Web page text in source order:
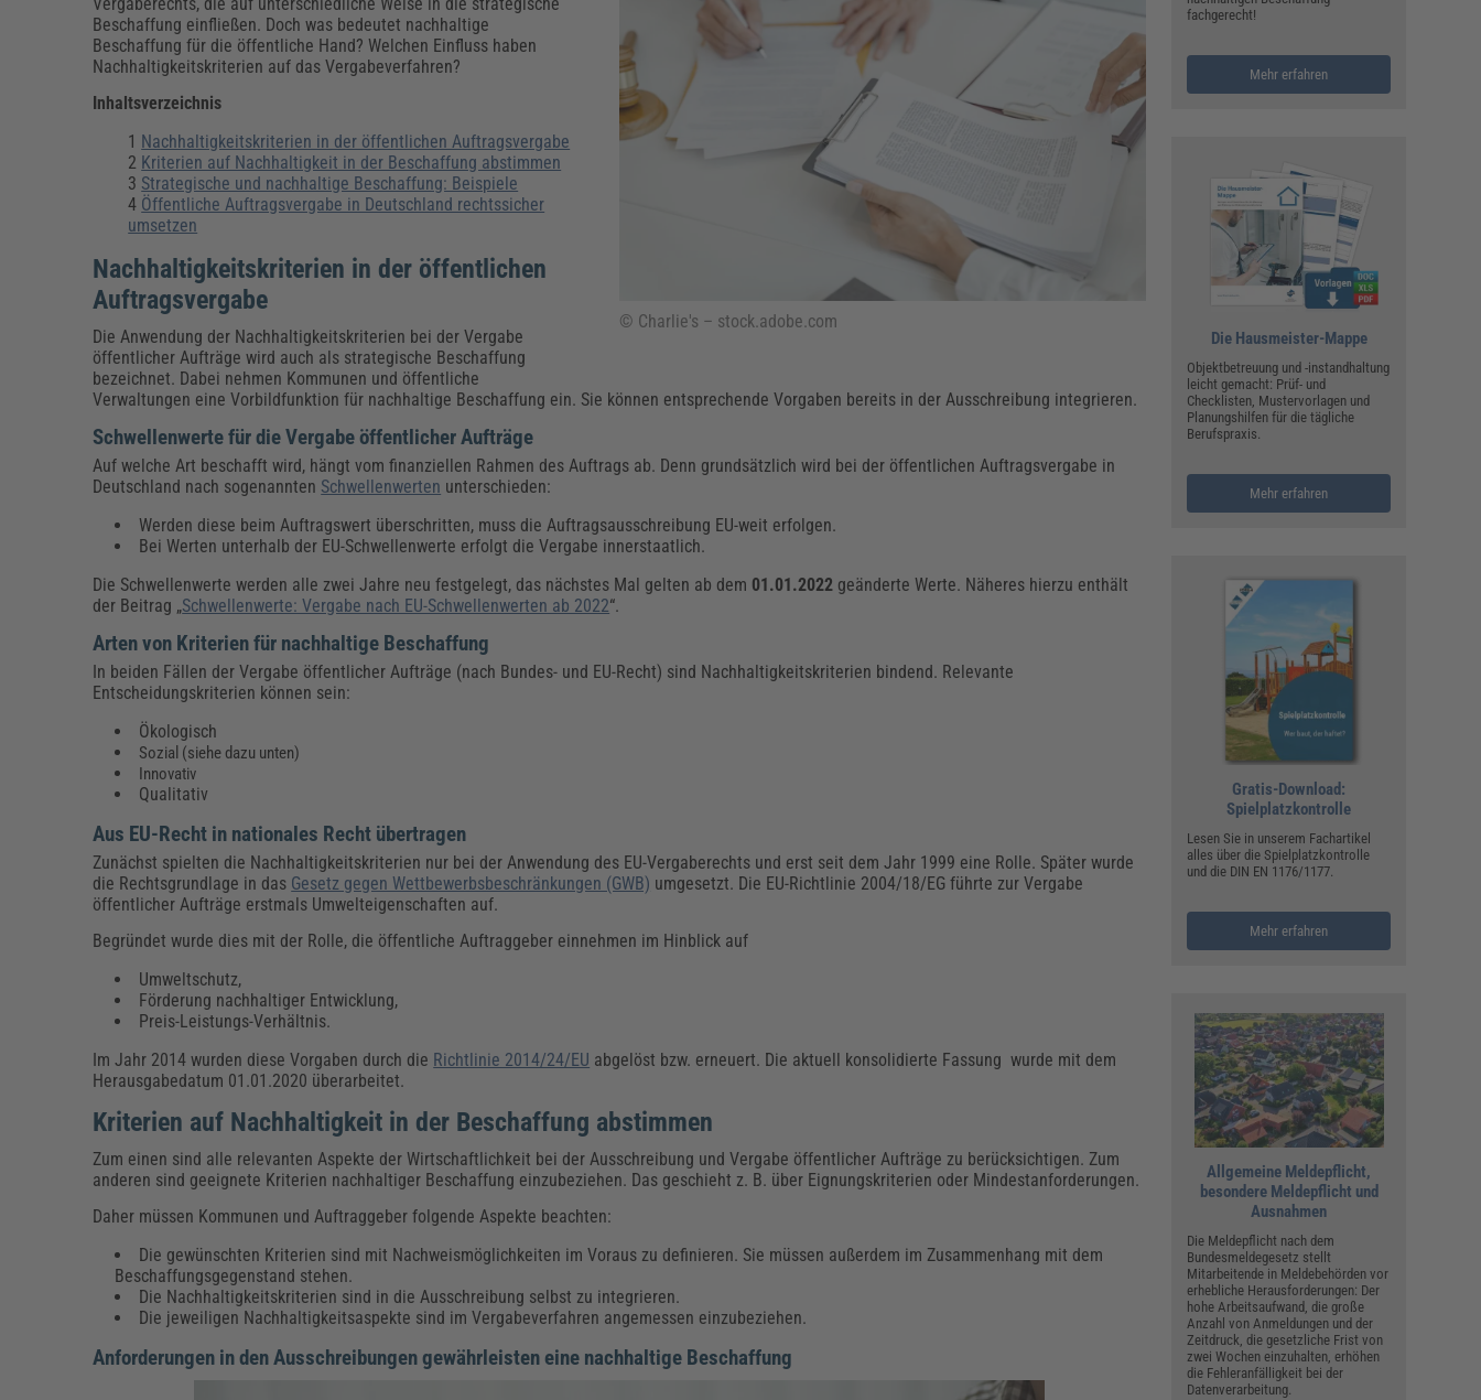
Energie & Umwelt
Führung & Management
Gesundheit & Pflege
Kommunales
Fachpublikationen & Arbeitshilfen
Bauhof
Hausmeister & Haustechnik
Grünflächen
Recht, Sicherheit & Ordnung
Verkehrsrecht
Weiterbildungen (AKADEMIE HERKERT)
Bau, Immobilien & Gebäudemanagement Kommunales
Künstliche Intelligenz
Weiterbildungen (AKADEMIE HERKERT)
Künstliche Intelligenz
Personalmanagement
Fachpublikationen & Arbeitshilfen
Personalwesen Weiterbildungen (AKADEMIE HERKERT)
Personal, Ausbildung & Recht
Reisekosten und Finanzen
Weiterbildungen (AKADEMIE HERKERT)
Reisekosten & Finanzen
Zoll und Export
Zollabwicklung & Exportabwicklung Zollverfahren & Zollvorschriften
Weiterbildungen (AKADEMIE HERKERT)
© Charlie's – stock.adobe.com
Beschaffung einfließen. Doch was bedeutet nachhaltige
Beschaffung für die öffentliche Hand? Welchen Einfluss haben
Nachhaltigkeitskriterien auf das Vergabeverfahren?
Inhaltsverzeichnis
Nachhaltigkeitskriterien in der öffentlichen Auftragsvergabe
Kriterien auf Nachhaltigkeit in der Beschaffung abstimmen
Strategische und nachhaltige Beschaffung: Beispiele
Öffentliche Auftragsvergabe in Deutschland rechtssicher
umsetzen
Nachhaltigkeitskriterien in der öffentlichen
Auftragsvergabe
Die Anwendung der Nachhaltigkeitskriterien bei der Vergabe
öffentlicher Aufträge wird auch als strategische Beschaffung
bezeichnet. Dabei nehmen Kommunen und öffentliche
Verwaltungen eine Vorbildfunktion für nachhaltige Beschaffung ein. Sie können entsprechende Vorgaben bereits in der Ausschreibung integrieren.
Schwellenwerte für die Vergabe öffentlicher Aufträge
Auf welche Art beschafft wird, hängt vom finanziellen Rahmen des Auftrags ab. Denn grundsätzlich wird bei der öffentlichen Auftragsvergabe in
Deutschland nach sogenannten Schwellenwerten unterschieden:
Werden diese beim Auftragswert überschritten, muss die Auftragsausschreibung EU-weit erfolgen.
Bei Werten unterhalb der EU-Schwellenwerte erfolgt die Vergabe innerstaatlich.
Die Schwellenwerte werden alle zwei Jahre neu festgelegt, das nächstes Mal gelten ab dem 01.01.2022 geänderte Werte. Näheres hierzu enthält
der Beitrag „Schwellenwerte: Vergabe nach EU-Schwellenwerten ab 2022“.
Arten von Kriterien für nachhaltige Beschaffung
In beiden Fällen der Vergabe öffentlicher Aufträge (nach Bundes- und EU-Recht) sind Nachhaltigkeitskriterien bindend. Relevante
Entscheidungskriterien können sein:
Ökologisch
Sozial (siehe dazu unten)
Innovativ
Qualitativ
Aus EU-Recht in nationales Recht übertragen
Zunächst spielten die Nachhaltigkeitskriterien nur bei der Anwendung des EU-Vergaberechts und erst seit dem Jahr 1999 eine Rolle. Später wurde
die Rechtsgrundlage in das Gesetz gegen Wettbewerbsbeschränkungen (GWB) umgesetzt. Die EU-Richtlinie 2004/18/EG führte zur Vergabe
öffentlicher Aufträge erstmals Umwelteigenschaften auf.
Begründet wurde dies mit der Rolle, die öffentliche Auftraggeber einnehmen im Hinblick auf
Umweltschutz,
Förderung nachhaltiger Entwicklung,
Preis-Leistungs-Verhältnis.
Im Jahr 2014 wurden diese Vorgaben durch die Richtlinie 2014/24/EU abgelöst bzw. erneuert. Die aktuell konsolidierte Fassung wurde mit dem
Herausgabedatum 01.01.2020 überarbeitet.
Kriterien auf Nachhaltigkeit in der Beschaffung abstimmen
Zum einen sind alle relevanten Aspekte der Wirtschaftlichkeit bei der Ausschreibung und Vergabe öffentlicher Aufträge zu berücksichtigen. Zum
anderen sind geeignete Kriterien nachhaltiger Beschaffung einzubeziehen. Das geschieht z. B. über Eignungskriterien oder Mindestanforderungen.
Daher müssen Kommunen und Auftraggeber folgende Aspekte beachten:
Die gewünschten Kriterien sind mit Nachweismöglichkeiten im Voraus zu definieren. Sie müssen außerdem im Zusammenhang mit dem
Beschaffungsgegenstand stehen.
Die Nachhaltigkeitskriterien sind in die Ausschreibung selbst zu integrieren.
Die jeweiligen Nachhaltigkeitsaspekte sind im Vergabeverfahren angemessen einzubeziehen.
Anforderungen in den Ausschreibungen gewährleisten eine nachhaltige Beschaffung
fachgerecht!
Mehr erfahren
Die Hausmeister-Mappe
Objektbetreuung und -instandhaltung
leicht gemacht: Prüf- und
Checklisten, Mustervorlagen und
Planungshilfen für die tägliche
Berufspraxis.
Mehr erfahren
Gratis-Download:
Spielplatzkontrolle
Lesen Sie in unserem Fachartikel
alles über die Spielplatzkontrolle
und die DIN EN 1176/1177.
Mehr erfahren
Allgemeine Meldepflicht,
besondere Meldepflicht und
Ausnahmen
Die Meldepflicht nach dem
Bundesmeldegesetz stellt
Mitarbeitende in Meldebehörden vor
erhebliche Herausforderungen: Der
hohe Arbeitsaufwand, die große
Anzahl von Anmeldungen und der
Zeitdruck, die gesetzliche Frist von
zwei Wochen einzuhalten, erhöhen
die Fehleranfälligkeit bei der
Datenverarbeitung.